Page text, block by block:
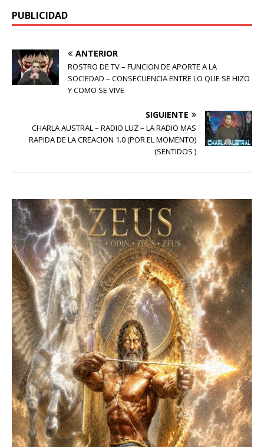
PUBLICIDAD
ANTERIOR
ROSTRO DE TV – FUNCION DE APORTE A LA
SOCIEDAD – CONSECUENCIA ENTRE LO QUE SE HIZO
Y COMO SE VIVE
SIGUIENTE
CHARLA AUSTRAL – RADIO LUZ – LA RADIO MAS
RAPIDA DE LA CREACION 1.0 (POR EL MOMENTO)
(SENTIDOS )